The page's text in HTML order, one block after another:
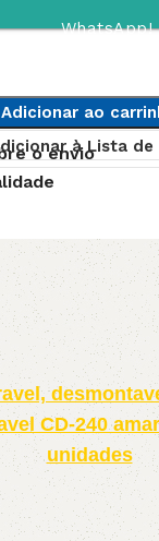
WhatsApp!
Adicionar ao
à Lista de
o envio
CD-240
unidades